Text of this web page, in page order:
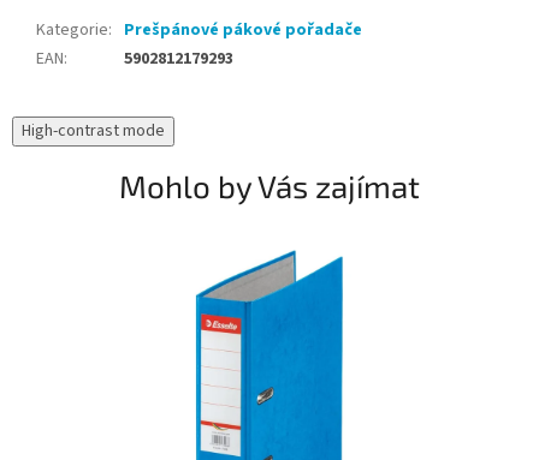
Kategorie: Prešpánové pákové pořadače
EAN: 5902812179293
High-contrast mode
Mohlo by Vás zajímat